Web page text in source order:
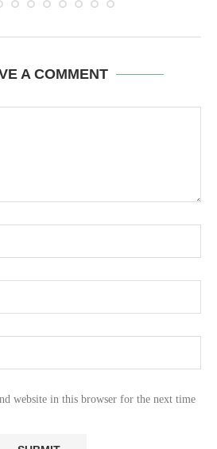
A COMMENT
website in this browser for the next time